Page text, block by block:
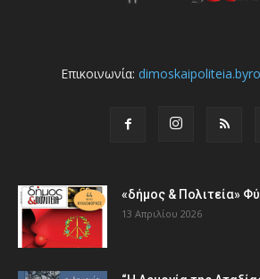
Επικοινωνία:
«δήμος & Πολιτεία»
13 Απριλίου 2026